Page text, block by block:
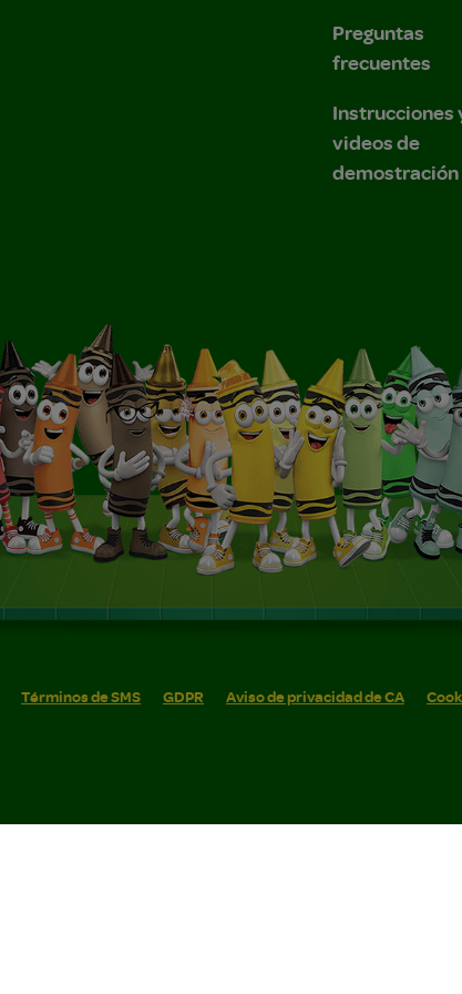
Preguntas
frecuentes
Instrucciones
videos de
demostración
Términos de SMS GDPR Aviso de privacidad de CA